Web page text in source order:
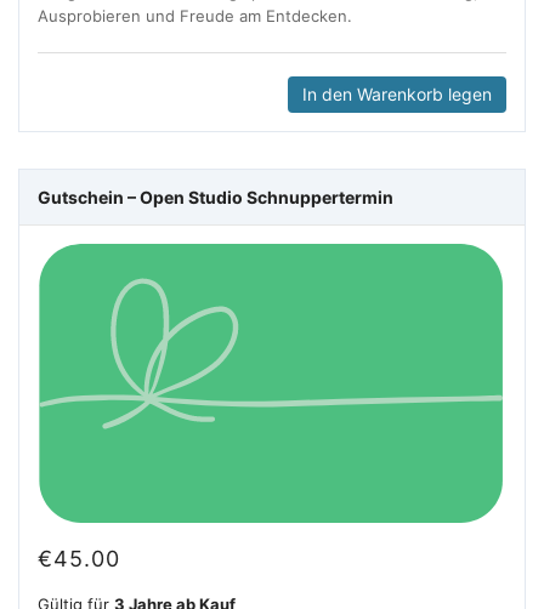
Ausprobieren und Freude am Entdecken.
In den Warenkorb legen
Gutschein – Open Studio Schnuppertermin
€45.00
Gültig für 3 Jahre ab Kauf